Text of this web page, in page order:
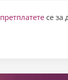
претплатетесе за